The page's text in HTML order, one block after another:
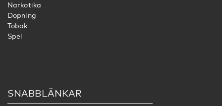
Narkotika
Dopning
Tobak
Spel
SNABBLÄNKAR